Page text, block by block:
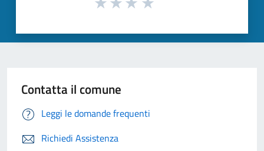
Contatta il comune
Leggi le domande frequenti
Richiedi Assistenza